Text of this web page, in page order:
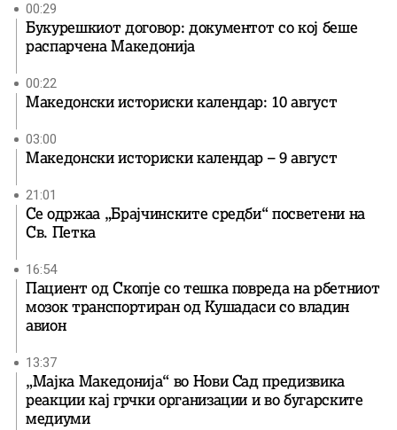
00:29
Букурешкиот договор: документот со кој беше
распарчена Македонија
00:22
Македонски историски календар: 10 август
03:00
Македонски историски календар – 9 август
21:01
Се одржаа „Брајчинските средби“ посветени на
Св. Петка
16:54
Пациент од Скопје со тешка повреда на рбетниот
мозок транспортиран од Кушадаси со владин
авион
13:37
„Мајка Македонија“ во Нови Сад предизвика
реакции кај грчки организации и во бугарските
медиуми